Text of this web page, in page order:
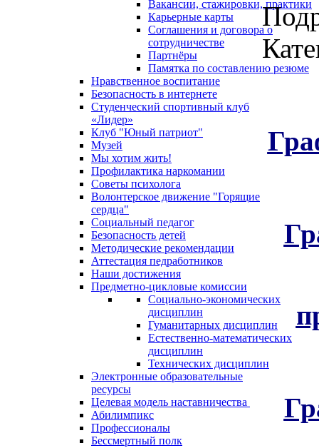
Вакансии, стажировки, практики
Карьерные карты
Соглашения и договора о
сотрудничестве
Партнёры
Памятка по составлению резюме
Нравственное воспитание
Безопасность в интернете
Студенческий спортивный клуб
«Лидер»
Клуб "Юный патриот"
Музей
Мы хотим жить!
Профилактика наркомании
Советы психолога
Волонтерское движение "Горящие
сердца"
Социальный педагог
Безопасность детей
Методические рекомендации
Аттестация педработников
Наши достижения
Предметно-цикловые комиссии
Социально-экономических
дисциплин
Гуманитарных дисциплин
Естественно-математических
дисциплин
Технических дисциплин
Электронные образовательные
ресурсы
Целевая модель наставничества
Абилимпикс
Профессионалы
Бессмертный полк